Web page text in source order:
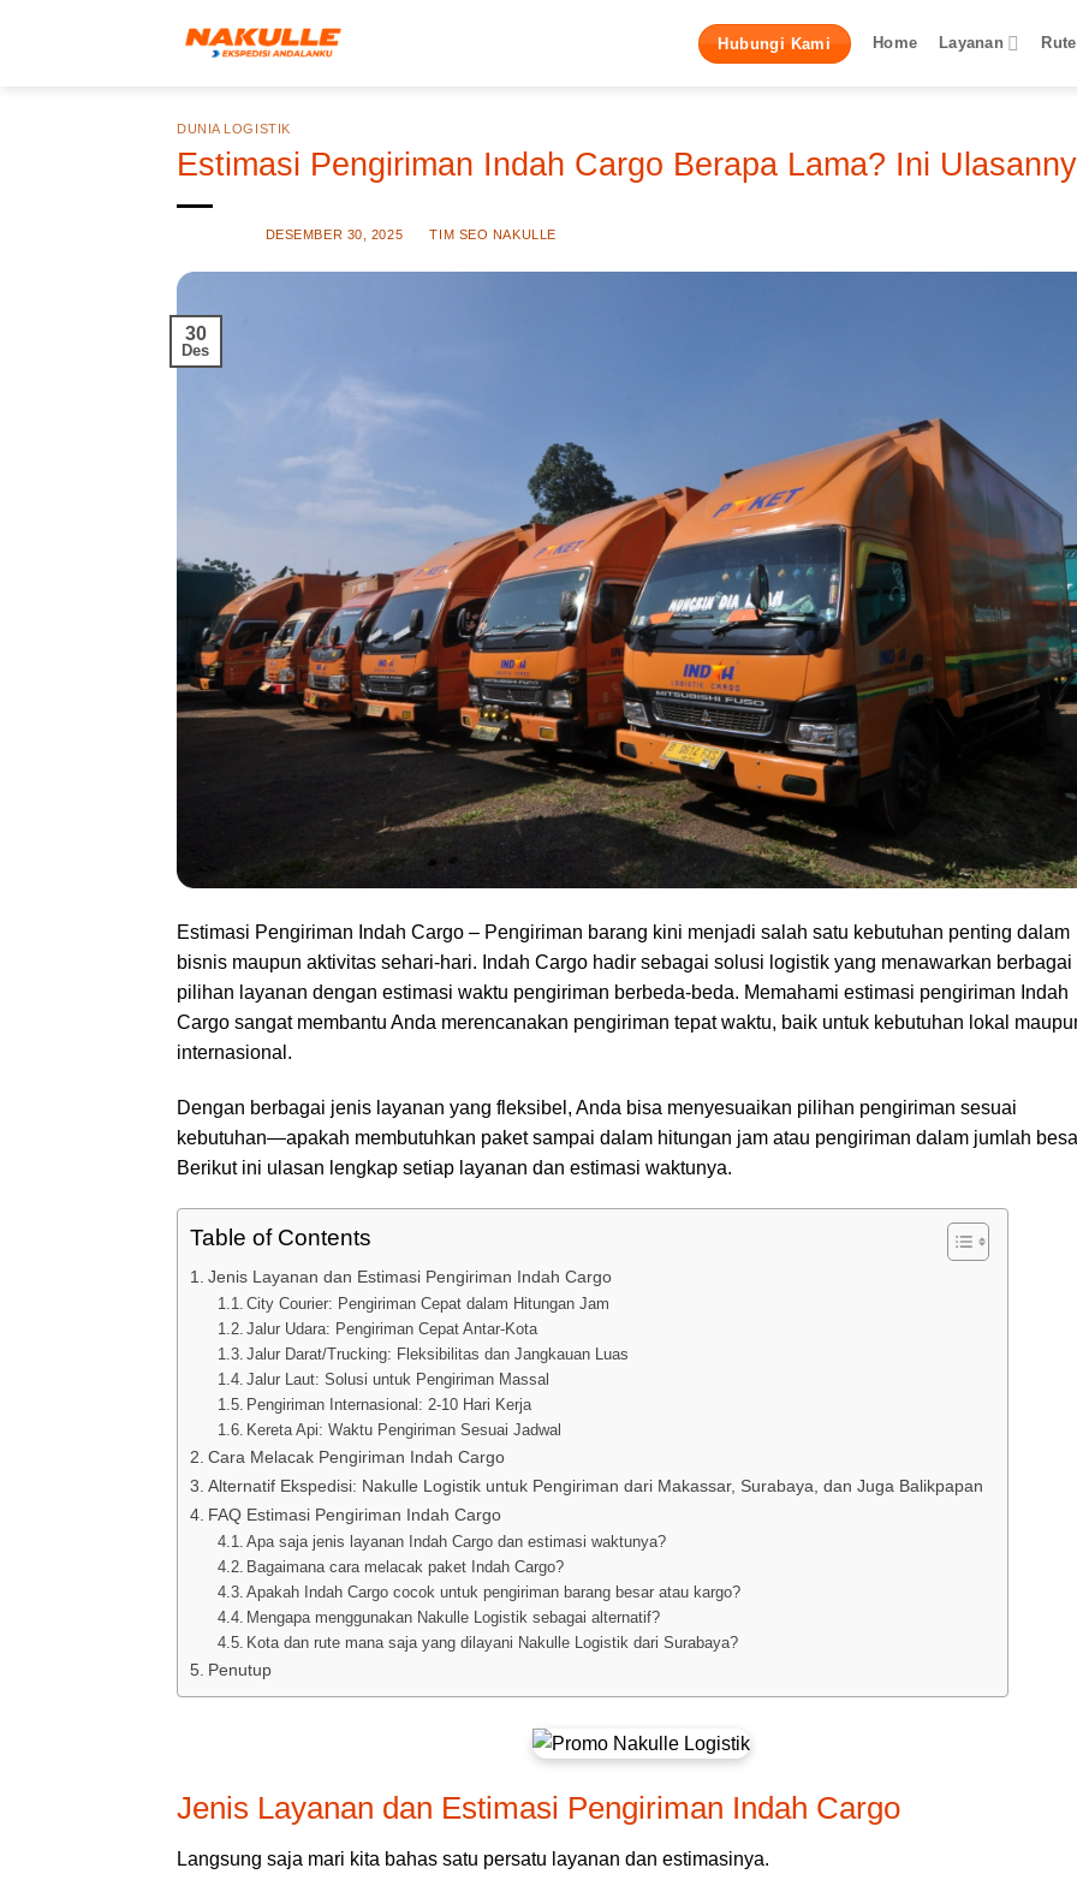
Hubungi Kami Home Layanan
DUNIA LOGISTIK
Estimasi Pengiriman Indah Cargo Berapa Lama? Ini
DESEMBER 30, 2025 BYTIM SEO NAKULLE
30
Des
Estimasi Pengiriman Indah Cargo – Pengiriman barang kini menjadi salah satu kebutuhan penting dalam
bisnis maupun aktivitas sehari-hari. Indah Cargo hadir sebagai solusi logistik yang menawarkan berbagai
pilihan layanan dengan estimasi waktu pengiriman berbeda-beda. Memahami estimasi pengiriman Indah
Cargo sangat membantu Anda merencanakan pengiriman tepat waktu, baik untuk kebutuhan lokal
internasional.
Dengan berbagai jenis layanan yang fleksibel, Anda bisa menyesuaikan pilihan pengiriman sesuai
kebutuhan—apakah membutuhkan paket sampai dalam hitungan jam atau pengiriman dalam jumlah
Berikut ini ulasan lengkap setiap layanan dan estimasi waktunya.
Table of Contents
Jenis Layanan dan Estimasi Pengiriman Indah Cargo
City Courier: Pengiriman Cepat dalam Hitungan Jam
Jalur Udara: Pengiriman Cepat Antar-Kota
Jalur Darat/Trucking: Fleksibilitas dan Jangkauan Luas
Jalur Laut: Solusi untuk Pengiriman Massal
Pengiriman Internasional: 2-10 Hari Kerja
Kereta Api: Waktu Pengiriman Sesuai Jadwal
Cara Melacak Pengiriman Indah Cargo
Alternatif Ekspedisi: Nakulle Logistik untuk Pengiriman dari Makassar, Surabaya, dan Juga Balikpapan
FAQ Estimasi Pengiriman Indah Cargo
Apa saja jenis layanan Indah Cargo dan estimasi waktunya?
Bagaimana cara melacak paket Indah Cargo?
Apakah Indah Cargo cocok untuk pengiriman barang besar atau kargo?
Mengapa menggunakan Nakulle Logistik sebagai alternatif?
Kota dan rute mana saja yang dilayani Nakulle Logistik dari Surabaya?
Penutup
Jenis Layanan dan Estimasi Pengiriman Indah Cargo
Langsung saja mari kita bahas satu persatu layanan dan estimasinya.